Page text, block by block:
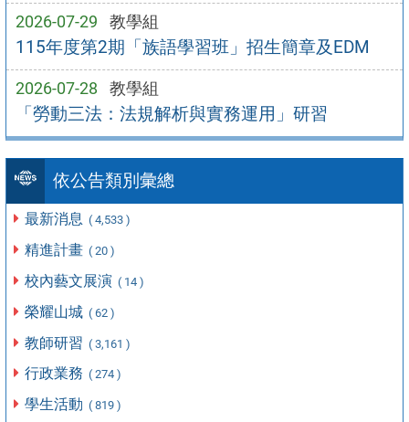
2026-07-29 教學組
115年度第2期「族語學習班」招生簡章及EDM
2026-07-28 教學組
「勞動三法：法規解析與實務運用」研習
依公告類別彙總
最新消息 ( 4,533 )
精進計畫 ( 20 )
校內藝文展演 ( 14 )
榮耀山城 ( 62 )
教師研習 ( 3,161 )
行政業務 ( 274 )
學生活動 ( 819 )